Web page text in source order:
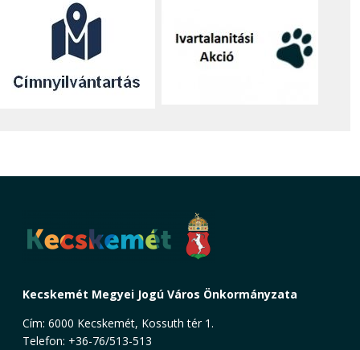
Kecskemét Megyei Jogú Város Önkormányzata
Cím: 6000 Kecskemét, Kossuth tér 1.
Telefon: +36-76/513-513